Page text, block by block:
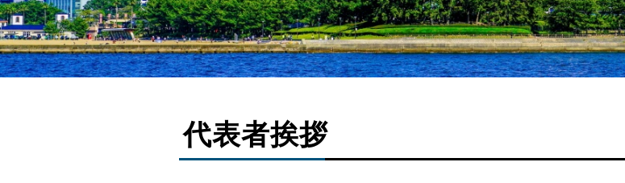
代表者挨拶